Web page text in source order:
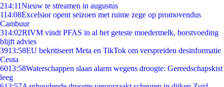
214:11Nieuw te streamen in augustus
114:08Excelsior opent seizoen met ruime zege op promovendus
Cambuur
314:02RIVM vindt PFAS in al het geteste moedermelk, borstvoeding
blijft advies
3913:58EU bekritiseert Meta en TikTok om verspreiden desinformatie
Ceuta
6013:58Waterschappen slaan alarm wegens droogte: Gereedschapskist
leeg